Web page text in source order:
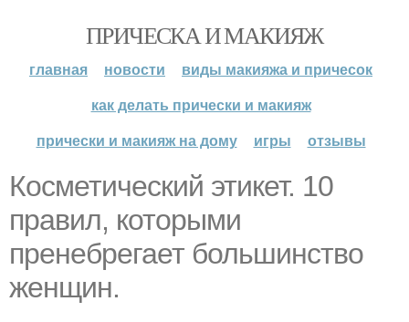
ПРИЧЕСКА И МАКИЯЖ
главная новости
виды макияжа и причесок
как делать прически и макияж
прически и макияж на дому
игры отзывы
Косметический этикет. 10
правил, которыми
пренебрегает большинство
женщин.